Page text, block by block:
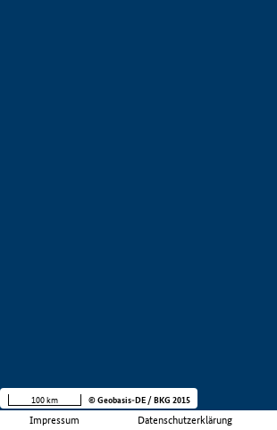
Impressum Datenschutzerklärung
100 km © Geobasis-DE / BKG 2015